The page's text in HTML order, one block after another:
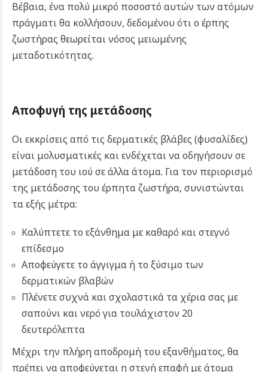
Βέβαια, ένα πολύ μικρό ποσοστό αυτών των ατόμων
πράγματι θα κολλήσουν, δεδομένου ότι ο έρπης
ζωστήρας θεωρείται νόσος μειωμένης
μεταδοτικότητας.
Αποφυγή της μετάδοσης
Οι εκκρίσεις από τις δερματικές βλάβες (φυσαλίδες)
είναι μολυσματικές και ενδέχεται να οδηγήσουν σε
μετάδοση του ιού σε άλλα άτομα. Για τον περιορισμό
της μετάδοσης του έρπητα ζωστήρα, συνιστώνται
τα εξής μέτρα:
Καλύπτετε το εξάνθημα με καθαρό και στεγνό
επίδεσμο
Αποφεύγετε το άγγιγμα ή το ξύσιμο των
δερματικών βλαβών
Πλένετε συχνά και σχολαστικά τα χέρια σας με
σαπούνι και νερό για τουλάχιστον 20
δευτερόλεπτα
Μέχρι την πλήρη αποδρομή του εξανθήματος, θα
πρέπει να αποφεύγεται η στενή επαφή με άτομα